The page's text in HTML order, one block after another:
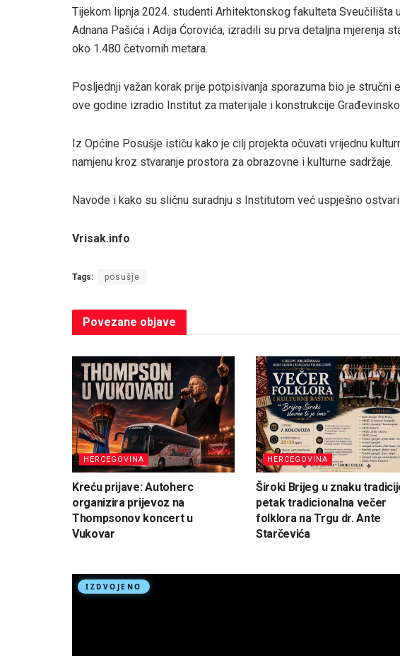
Tijekom lipnja 2024. studenti Arhitektonskog fakulteta Sveučilišta
Adnana Pašića i Adija Ćorovića, izradili su prva detaljna mjerenja
oko 1.480 četvornih metara.
Posljednji važan korak prije potpisivanja sporazuma bio je stručni
ove godine izradio Institut za materijale i konstrukcije
Iz Općine Posušje ističu kako je cilj projekta očuvati vrijednu
namjenu kroz stvaranje prostora za obrazovne i kulturne sadržaje.
Navode i kako su sličnu suradnju s Institutom već uspješno
Vrisak.info
Tags: posušje
Povezane objave
HERCEGOVINA
Kreću prijave: Autoherc
organizira prijevoz na
Thompsonov koncert u
Vukovar
HERCEGOVINA
Široki Brijeg u znaku
petak tradicionalna večer
folklora na Trgu dr. Ante
Starčevića